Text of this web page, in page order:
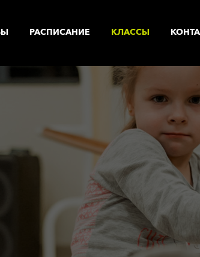
РАСПИСАНИЕ КЛАССЫ
зал
Корпоративный
Солярий с
Солярий
Массажный